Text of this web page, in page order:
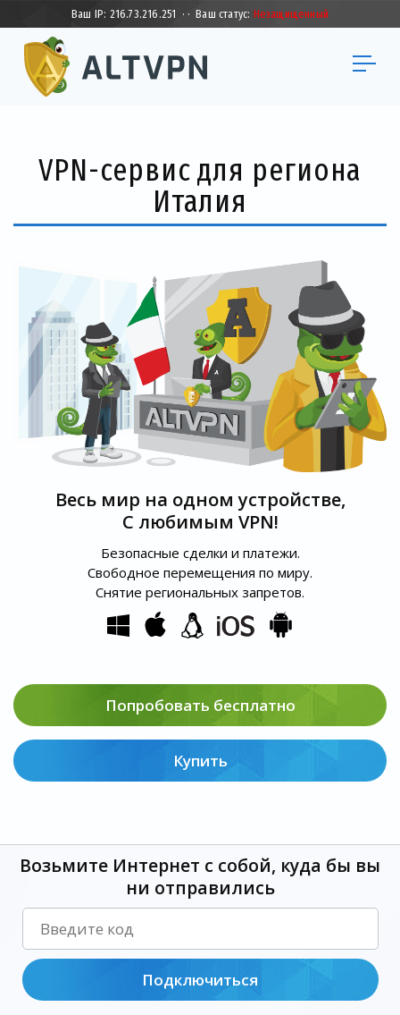
Ваш IP: 216.73.216.251 · · Ваш статус: Незащищенный
VPN-сервис для региона
Италия
Весь мир на одном устройстве,
С любимым VPN!
Безопасные сделки и платежи.
Свободное перемещения по миру.
Снятие региональных запретов.
Попробовать бесплатно
Купить
Возьмите Интернет с собой, куда бы вы
ни отправились
Подключиться